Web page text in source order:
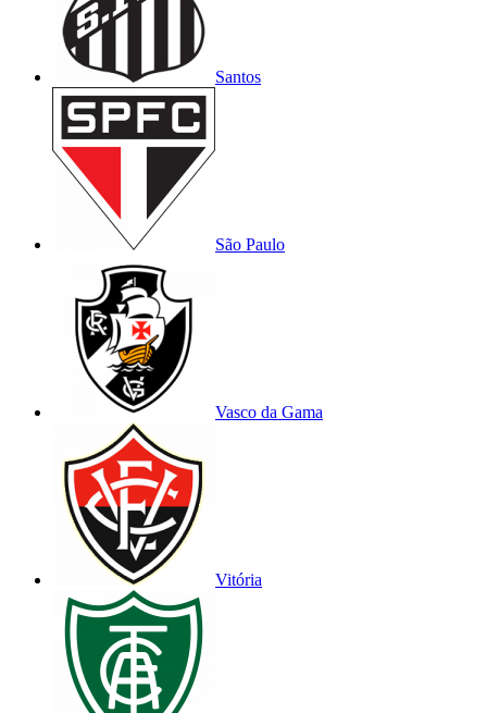
Santos
São Paulo
Vasco da Gama
Vitória